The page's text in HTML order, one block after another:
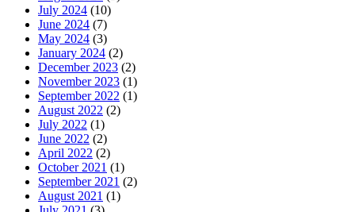
July 2024 (10)
June 2024 (7)
May 2024 (3)
January 2024 (2)
December 2023 (2)
November 2023 (1)
September 2022 (1)
August 2022 (2)
July 2022 (1)
June 2022 (2)
April 2022 (2)
October 2021 (1)
September 2021 (2)
August 2021 (1)